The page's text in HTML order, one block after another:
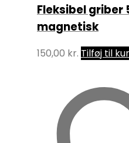
Fleksibel griber
magnetisk
150,00 kr. Tilføj til